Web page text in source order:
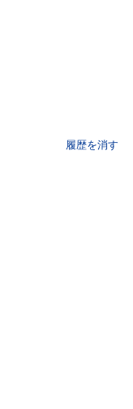
履歴を消す